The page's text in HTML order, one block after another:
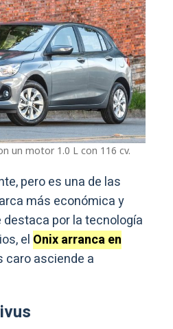
un motor 1.0 L con 116 cv.
pero es una de las
más económica y
destaca por la tecnología
el Onix arranca en
caro asciende a